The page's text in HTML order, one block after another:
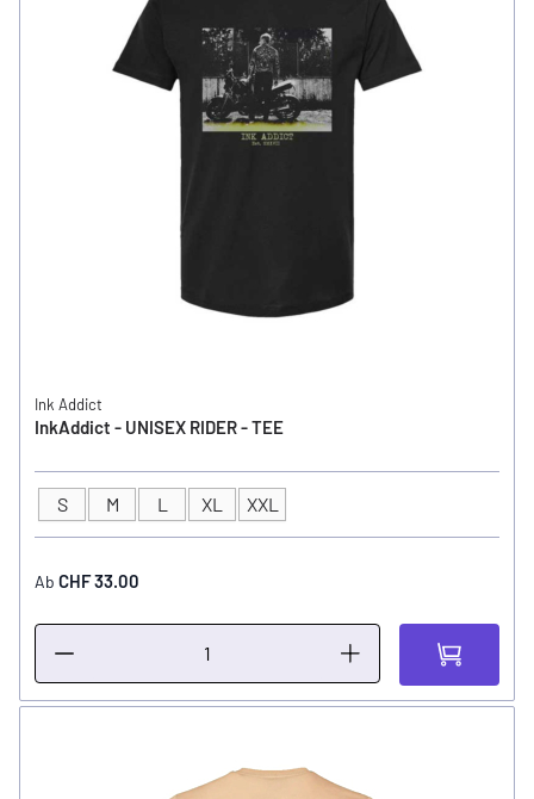
Ink Addict
InkAddict - UNISEX RIDER - TEE
GRÖSSE
S M L XL XXL
Ab CHF 33.00